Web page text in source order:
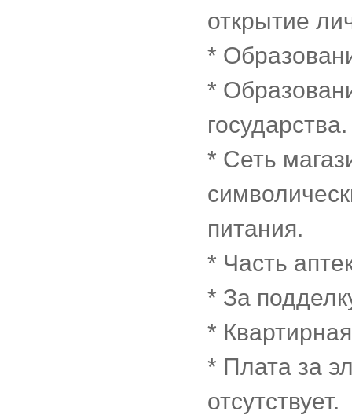
открытие
*
*
государства.
* Сеть
питания.
* Часть
* За
*
* Плата за
отсутствует.